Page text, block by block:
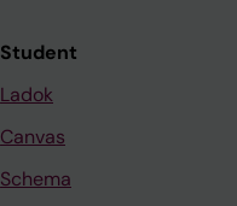
Student
Ladok
Canvas
Schema